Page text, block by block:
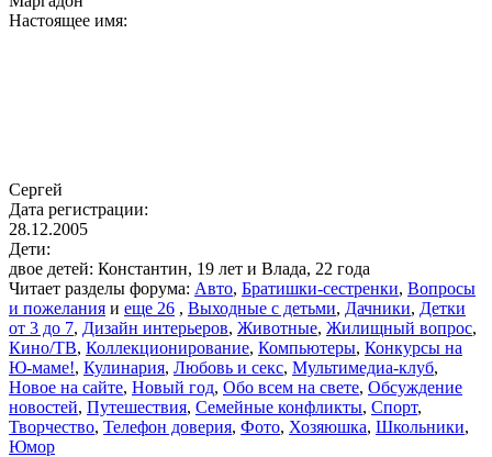
Настоящее имя:
Сергей
Дата регистрации:
28.12.2005
Дети:
двое детей: Константин, 19 лет и Влада, 22 года
Читает разделы форума: Авто, Братишки-сестренки, Вопросы
и пожелания и еще 26 , Выходные с детьми, Дачники, Детки
от 3 до 7, Дизайн интерьеров, Животные, Жилищный вопрос,
Кино/ТВ, Коллекционирование, Компьютеры, Конкурсы на
Ю-маме!, Кулинария, Любовь и секс, Мультимедиа-клуб,
Новое на сайте, Новый год, Обо всем на свете, Обсуждение
новостей, Путешествия, Семейные конфликты, Спорт,
Творчество, Телефон доверия, Фото, Хозяюшка, Школьники,
Юмор